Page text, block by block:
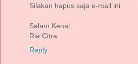
Silakan hapus saja e-mail ini.
Salam Kenal,
Ria Citra
Reply